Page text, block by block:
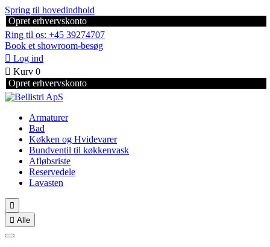
Spring til hovedindhold
Opret erhvervskonto
Ring til os: +45 39274707
Book et showroom-besøg
 Log ind
 Kurv 0
Opret erhvervskonto
Armaturer
Bad
Køkken og Hvidevarer
Bundventil til køkkenvask
Afløbsriste
Reservedele
Lavasten

 Alle